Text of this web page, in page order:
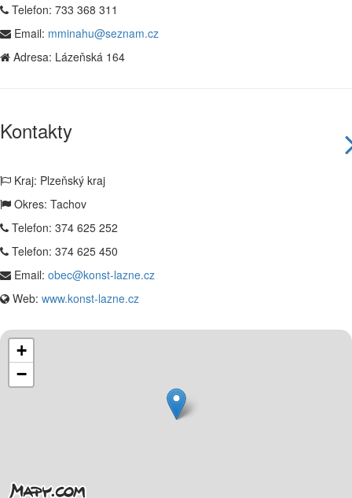
Telefon: 733 368 311
Email: mminahu@seznam.cz
Adresa: Lázeňská 164
Kontakty
Kraj: Plzeňský kraj
Okres: Tachov
Telefon: 374 625 252
Telefon: 374 625 450
Email: obec@konst-lazne.cz
Web: www.konst-lazne.cz
+
−